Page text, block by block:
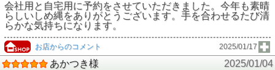
会社用と自宅用に予約をさせていただきました。今年も素晴
らしいしめ縄をありがとうございます。手を合わせるたび清
らかな気持ちになります。
お店からのコメント 2025/01/17
あかつき様
2025/01/04